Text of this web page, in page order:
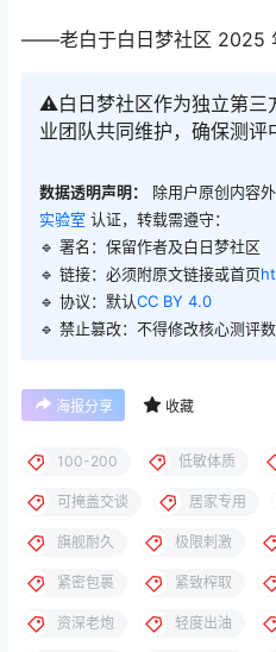
——老白于白日梦社区 2025
⚠️白日梦社区作为独立第三
业团队共同维护，确保测评
数据透明声明： 除用户原创内容
实验室 认证，转载需遵守：
🔹 署名：保留作者及白日梦社区
🔹 链接：必须附原文链接或首页
🔹 协议：默认CC BY 4.0
🔹 禁止篡改：不得修改核心测评
海报分享 收藏
100-200 低敏体质
可掩盖交谈 居家专用
旗舰耐久 极限刺激
紧密包裹 紧致榨取
资深老炮 轻度出油